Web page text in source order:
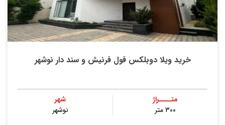
خرید ویلا دوبلکس فول فرنیش و سند دار نوشهر
متــــراژ
۳۰۰ متر
شهر
نوشهر